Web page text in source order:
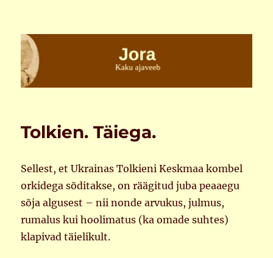
Jora
Tolkien. Täiega.
Sellest, et Ukrainas Tolkieni Keskmaa kombel
orkidega sõditakse, on räägitud juba peaaegu
sõja algusest – nii nonde arvukus, julmus,
rumalus kui hoolimatus (ka omade suhtes)
klapivad täielikult.